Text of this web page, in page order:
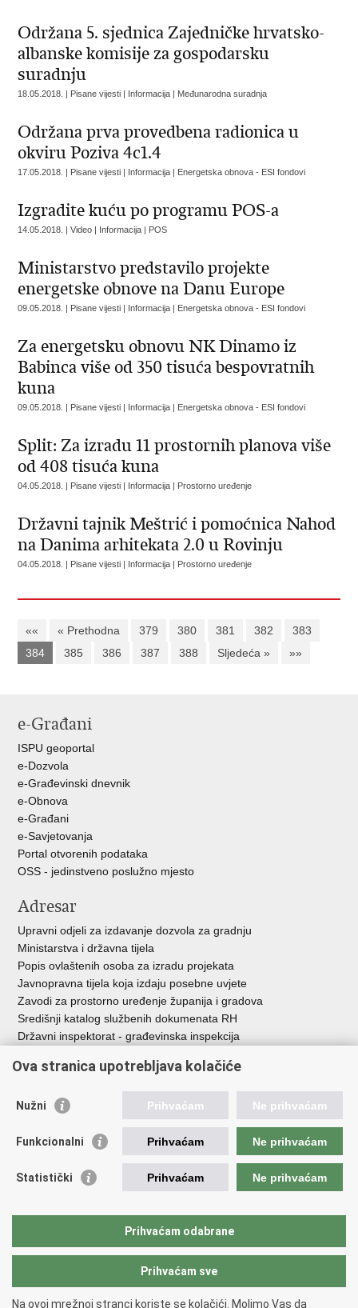
Održana 5. sjednica Zajedničke hrvatsko-
albanske komisije za gospodarsku
suradnju
18.05.2018. | Pisane vijesti | Informacija | Međunarodna suradnja
Održana prva provedbena radionica u
okviru Poziva 4c1.4
17.05.2018. | Pisane vijesti | Informacija | Energetska obnova - ESI fondovi
Izgradite kuću po programu POS-a
14.05.2018. | Video | Informacija | POS
Ministarstvo predstavilo projekte
energetske obnove na Danu Europe
09.05.2018. | Pisane vijesti | Informacija | Energetska obnova - ESI fondovi
Za energetsku obnovu NK Dinamo iz
Babinca više od 350 tisuća bespovratnih
kuna
09.05.2018. | Pisane vijesti | Informacija | Energetska obnova - ESI fondovi
Split: Za izradu 11 prostornih planova više
od 408 tisuća kuna
04.05.2018. | Pisane vijesti | Informacija | Prostorno uređenje
Državni tajnik Meštrić i pomoćnica Nahod
na Danima arhitekata 2.0 u Rovinju
04.05.2018. | Pisane vijesti | Informacija | Prostorno uređenje
«« « Prethodna 379 380 381 382
383
384
385 386 387 388 Sljedeća » »»
e-Građani
ISPU geoportal
e-Dozvola
e-Građevinski dnevnik
e-Obnova
e-Građani
e-Savjetovanja
Portal otvorenih podataka
OSS - jedinstveno poslužno mjesto
Adresar
Upravni odjeli za izdavanje dozvola za gradnju
Ministarstva i državna tijela
Popis ovlaštenih osoba za izradu projekata
Javnopravna tijela koja izdaju posebne uvjete
Zavodi za prostorno uređenje županija i gradova
Središnji katalog službenih dokumenata RH
Državni inspektorat - građevinska inspekcija
Vlada Republike Hrvatske
Agencija za pravni promet i posredovanje nekretninama
Fond za zaštitu okoliša i energetsku učinkovitost
Državne nekretnine d.o.o.
Copyright © 2026 Ministarstvo prostornoga uređenja, graditeljstva i
Ova stranica upotrebljava kolačiće
Nužni Prihvaćam Ne prihvaćam
Funkcionalni Prihvaćam Ne prihvaćam
Statistički Prihvaćam Ne prihvaćam
Prihvaćam odabrane
Prihvaćam sve
Na ovoj mrežnoj stranci koriste se kolačići. Molimo Vas da